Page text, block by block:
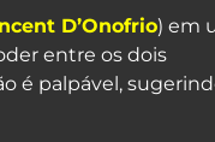
D’Onofrio) em
entre os dois
é palpável,